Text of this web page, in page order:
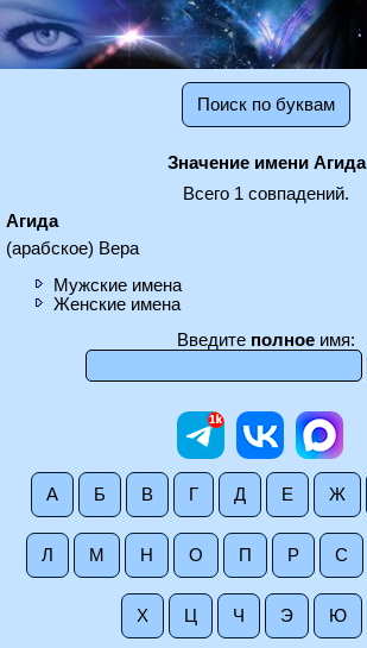
Поиск по буквам
Значение имени Агида
Всего 1 совпадений.
Агида
(арабское) Вера
Мужские имена
Женские имена
Введите полное имя:
А Б В Г Д Е Ж
Л М Н О П Р С
Х Ц Ч Э Ю